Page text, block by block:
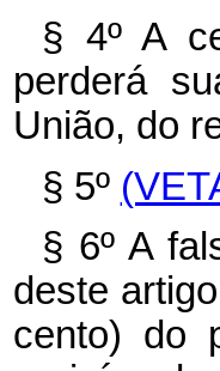
§ 4º A
perderá
União, do
§ 5º
§ 6º A
deste
cento) do